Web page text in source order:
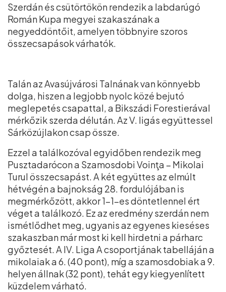
Szerdán és csütörtökön rendezik a labdarúgó
Román Kupa megyei szakaszának a
negyeddöntőit, amelyen többnyire szoros
összecsapások várhatók.
Talán az Avasújvárosi Talnának van könnyebb
dolga, hiszen a legjobb nyolc közé bejutó
meglepetés csapattal, a Bikszádi Forestierával
mérkőzik szerda délután. Az V. ligás együttessel
Sárközújlakon csap össze.
Ezzel a találkozóval egyidőben rendezik meg
Pusztadarócon a Szamosdobi Voinţa – Mikolai
Turul összecsapást. A két együttes az elmúlt
hétvégén a bajnokság 28. fordulójában is
megmérkőzött, akkor 1–1-es döntetlennel ért
véget a találkozó. Ez az eredmény szerdán nem
ismétlődhet meg, ugyanis az egyenes kieséses
szakaszban már most ki kell hirdetni a párharc
győztesét. A IV. Liga A csoportjának tabelláján a
mikolaiak a 6. (40 pont), míg a szamosdobiak a 9.
helyen állnak (32 pont), tehát egy kiegyenlített
küzdelem várható.